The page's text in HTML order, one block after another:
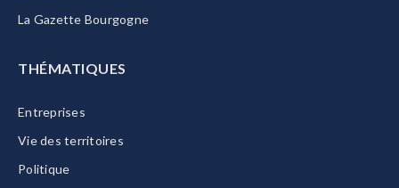
La Gazette Bourgogne
THÉMATIQUES
Entreprises
Vie des territoires
Politique